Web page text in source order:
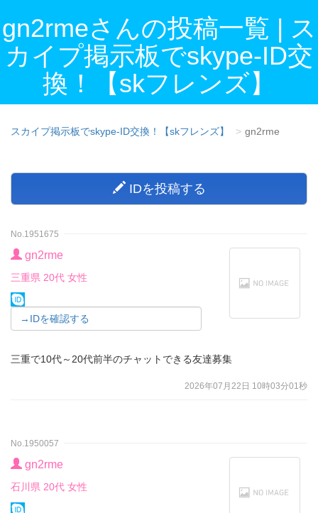
gn2rmeさんの投稿一覧 | ス
カイプ掲示板でskype-ID交
換！【skフレンズ】
スカイプ掲示板でskype-ID交換！【skフレンズ】 gn2rme
IDを投稿する
No.1951675
gn2rme
三重県 20代 女性
→IDを確認する
三重で10代～20代前半のチャットできる友達募集
2026年07月22日 10時03分01秒
No.1950057
gn2rme
石川県 20代 女性